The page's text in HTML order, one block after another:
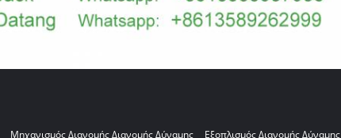
Μηχανισμός Διανομής Διανομής Δύναμης Εξοπλισμός Διανομής Δύναμης